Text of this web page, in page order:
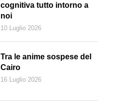
cognitiva tutto intorno a
noi
10 Luglio 2026
Tra le anime sospese del
Cairo
16 Luglio 2026